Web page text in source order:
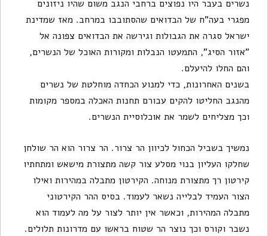
נשרים בעבר היו נפוצים ברחבי הנגב משום שהיו ניזונים
מפגרי בעה"ח של הבדואים שהסתובבו במרחב. מאז שמדינת
ישראל סגרה את הגבולות וגירשה את הבדואים צפונה אל
"אזור הסיג", התמעטו הנבלות ומקורות האוכל של הנשרים,
והם החלו להיעלם.
בשנים האחרונות, כדי למנוע הכחדה מוחלטת של נשרים
מהנגב החליטו להקים עבורם תחנות האכלה במספר מקומות
וכך מצליחים לשמר את אוכלוסיית הנשרים.
נמשיך בשביל הכחול לכיוון הר צרור. הר צרור הוא הר שולחן
שחלקו העליון בנוי מסלע צור קשה מתצורת מישאש ומתחתיו
קירטון רך מתצורת מנוחה. הקירטון מתבלה במהירות ואילו
הצור העמיד לבלייה נשאר לעמוד. בסיס ההר הקירטוני
מתבלה המהירות, וכאשר אין יותר לצור על מה לעמוד הוא
נשבר וקורס וכך נוצר הר שטוח בראשו עם מדרונות תלולים.